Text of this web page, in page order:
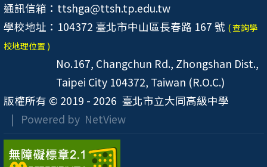
通訊信箱：ttshga@ttsh.tp.edu.tw
學校地址：104372 臺北市中山區長春路 167 號 ( 查詢學
校地理位置 )
No.167, Changchun Rd., Zhongshan Dist.,
Taipei City 104372, Taiwan (R.O.C.)
版權所有 © 2019 - 2026 臺北市立大同高級中學
| Powered by NetView